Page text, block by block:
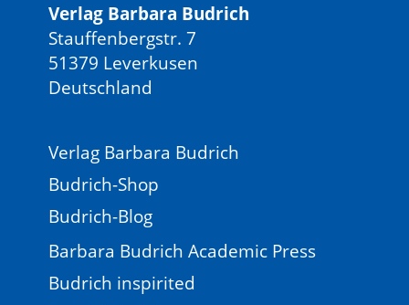
Verlag Barbara Budrich
Stauffenbergstr. 7
51379 Leverkusen
Deutschland
Verlag Barbara Budrich
Budrich-Shop
Budrich-Blog
Barbara Budrich Academic Press
Budrich inspirited